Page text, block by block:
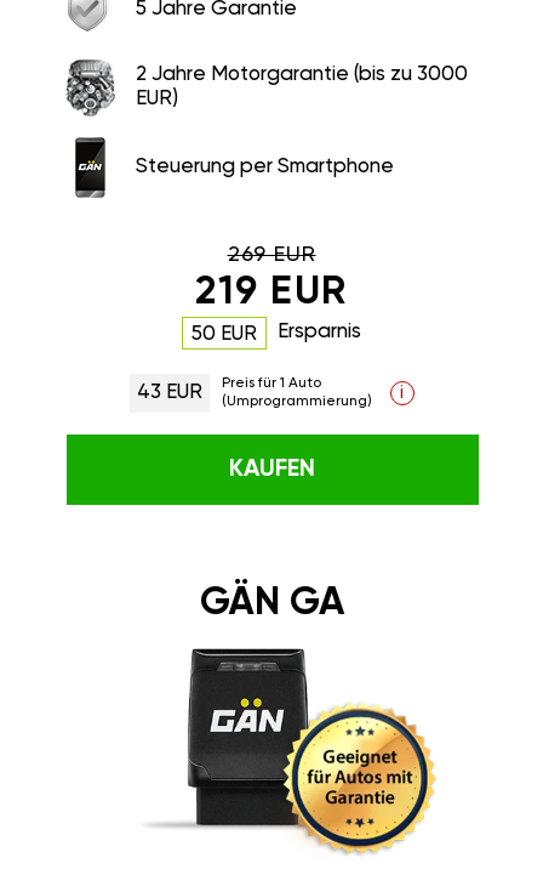
5 Jahre Garantie
2 Jahre Motorgarantie (bis zu 3000
EUR)
Steuerung per Smartphone
269 EUR
219 EUR
50 EUR Ersparnis
43 EUR
Preis für 1 Auto
(Umprogrammierung)
i
KAUFEN
GÄN GA